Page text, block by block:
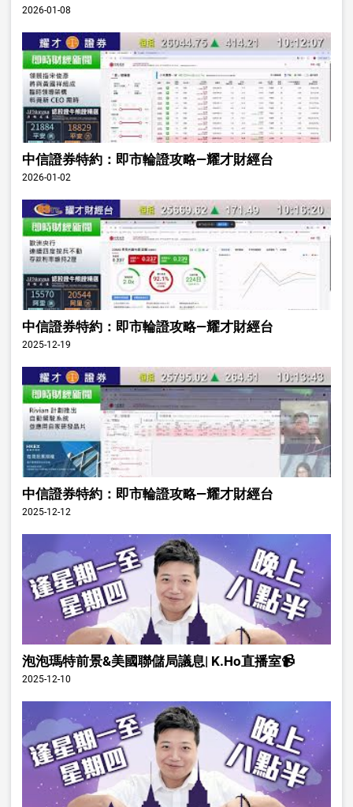
2026-01-08
中信證券特約：即市輪證攻略—耀才財經台
2026-01-02
中信證券特約：即市輪證攻略—耀才財經台
2025-12-19
中信證券特約：即市輪證攻略—耀才財經台
2025-12-12
泡泡瑪特前景&美國聯儲局議息| K.Ho直播室📹
2025-12-10